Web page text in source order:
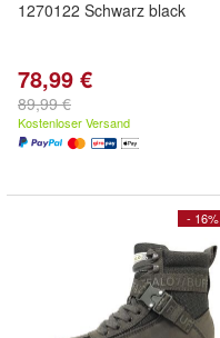
1270122 Schwarz black
78,99 €
89,99 €
Kostenloser Versand
- 16%